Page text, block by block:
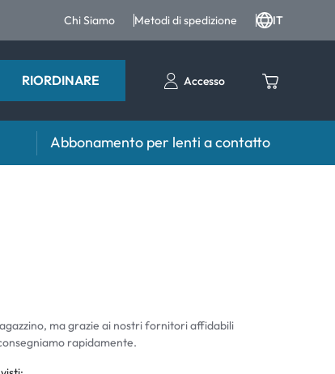
Chi Siamo Metodi di spedizione IT
RIORDINARE Accesso
Abbonamento per lenti a contatto
ma grazie ai nostri fornitori affidabili
rapidamente.